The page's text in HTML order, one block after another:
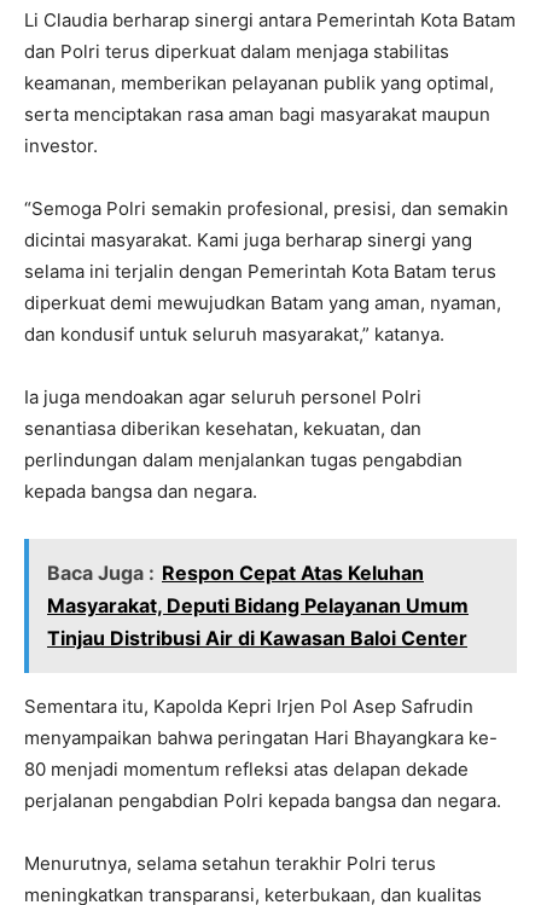
Li Claudia berharap sinergi antara Pemerintah Kota Batam
dan Polri terus diperkuat dalam menjaga stabilitas
keamanan, memberikan pelayanan publik yang optimal,
serta menciptakan rasa aman bagi masyarakat maupun
investor.
“Semoga Polri semakin profesional, presisi, dan semakin
dicintai masyarakat. Kami juga berharap sinergi yang
selama ini terjalin dengan Pemerintah Kota Batam terus
diperkuat demi mewujudkan Batam yang aman, nyaman,
dan kondusif untuk seluruh masyarakat,” katanya.
Ia juga mendoakan agar seluruh personel Polri
senantiasa diberikan kesehatan, kekuatan, dan
perlindungan dalam menjalankan tugas pengabdian
kepada bangsa dan negara.
Baca Juga : Respon Cepat Atas Keluhan
Masyarakat, Deputi Bidang Pelayanan Umum
Tinjau Distribusi Air di Kawasan Baloi Center
Sementara itu, Kapolda Kepri Irjen Pol Asep Safrudin
menyampaikan bahwa peringatan Hari Bhayangkara ke-
80 menjadi momentum refleksi atas delapan dekade
perjalanan pengabdian Polri kepada bangsa dan negara.
Menurutnya, selama setahun terakhir Polri terus
meningkatkan transparansi, keterbukaan, dan kualitas